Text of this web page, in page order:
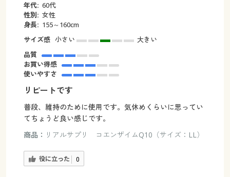
年代: 60代
性別: 女性
身長: 155～160cm
サイズ感 小さい
大きい
品質
お買い得感
使いやすさ
リピートです
普段、維持のために使用です。気休めくらいに思ってい
てちょうど良い感じです。
商品： リアルサプリ コエンザイムQ10（サイズ：LL）
役に立った 0